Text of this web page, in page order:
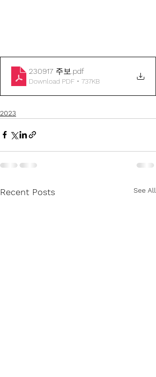
230917 주보.pdf
Download PDF • 737KB
2023
Recent Posts See All